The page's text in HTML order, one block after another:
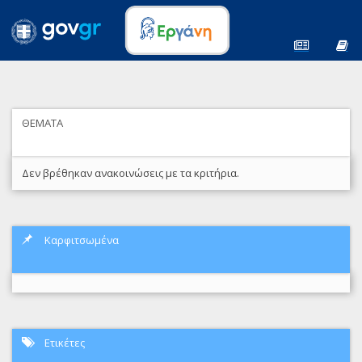
ΘΕΜΑΤΑ
Δεν βρέθηκαν ανακοινώσεις με τα κριτήρια.
Καρφιτσωμένα
Ετικέτες